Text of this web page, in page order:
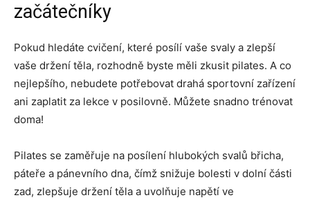
začátečníky
Pokud hledáte cvičení, které posílí vaše svaly a zlepší
vaše držení těla, rozhodně byste měli zkusit pilates. A co
nejlepšího, nebudete potřebovat drahá sportovní zařízení
ani zaplatit za lekce v posilovně. Můžete snadno trénovat
doma!
Pilates se zaměřuje na posílení hlubokých svalů břicha,
páteře a pánevního dna, čímž snižuje bolesti v dolní části
zad, zlepšuje držení těla a uvolňuje napětí ve